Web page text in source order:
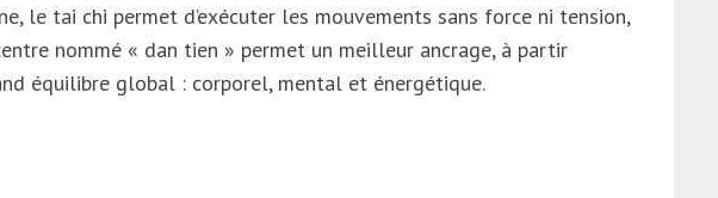
le tai chi permet d’exécuter les mouvements sans force ni tension,
nommé « dan tien » permet un meilleur ancrage, à partir
équilibre global : corporel, mental et énergétique.